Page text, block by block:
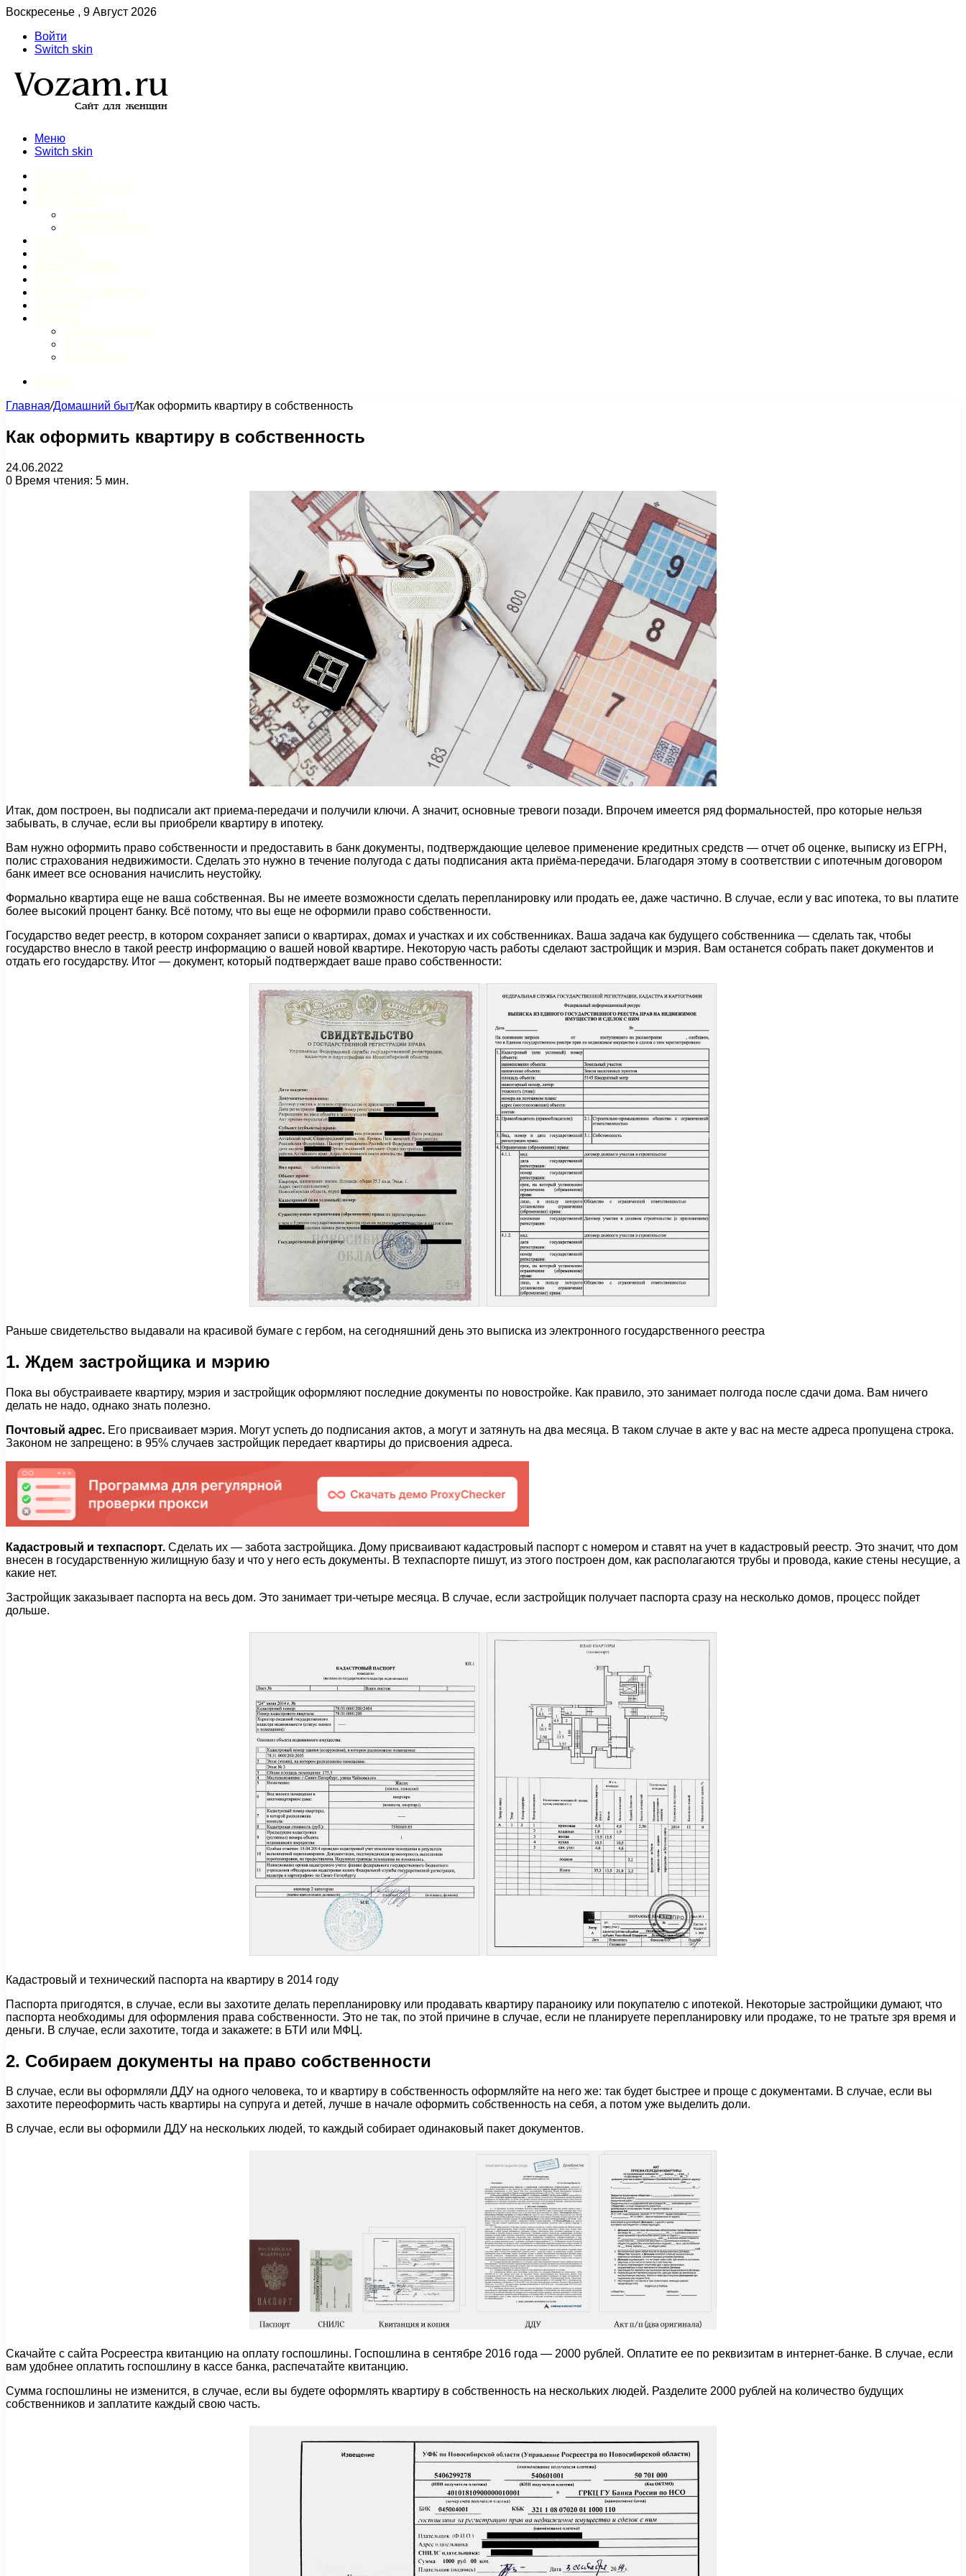
Воскресенье , 9 Август 2026
Войти
Switch skin
Меню
Switch skin
Главная/Домашний быт/Как оформить квартиру в собственность
Как оформить квартиру в собственность
24.06.2022
0 Время чтения: 5 мин.
Итак, дом построен, вы подписали акт приема-передачи и получили ключи. А значит, основные тревоги позади. Впрочем имеется ряд формальностей, про которые нельзя
забывать, в случае, если вы приобрели квартиру в ипотеку.
Вам нужно оформить право собственности и предоставить в банк документы, подтверждающие целевое применение кредитных средств — отчет об оценке, выписку из ЕГРН,
полис страхования недвижимости. Сделать это нужно в течение полугода с даты подписания акта приёма-передачи. Благодаря этому в соответствии с ипотечным договором
банк имеет все основания начислить неустойку.
Формально квартира еще не ваша собственная. Вы не имеете возможности сделать перепланировку или продать ее, даже частично. В случае, если у вас ипотека, то вы платите
более высокий процент банку. Всё потому, что вы еще не оформили право собственности.
Государство ведет реестр, в котором сохраняет записи о квартирах, домах и участках и их собственниках. Ваша задача как будущего собственника — сделать так, чтобы
государство внесло в такой реестр информацию о вашей новой квартире. Некоторую часть работы сделают застройщик и мэрия. Вам останется собрать пакет документов и
отдать его государству. Итог — документ, который подтверждает ваше право собственности:
Раньше свидетельство выдавали на красивой бумаге с гербом, на сегодняшний день это выписка из электронного государственного реестра
1. Ждем застройщика и мэрию
Пока вы обустраиваете квартиру, мэрия и застройщик оформляют последние документы по новостройке. Как правило, это занимает полгода после сдачи дома. Вам ничего
делать не надо, однако знать полезно.
Почтовый адрес. Его присваивает мэрия. Могут успеть до подписания актов, а могут и затянуть на два месяца. В таком случае в акте у вас на месте адреса пропущена строка.
Законом не запрещено: в 95% случаев застройщик передает квартиры до присвоения адреса.
Кадастровый и техпаспорт. Сделать их — забота застройщика. Дому присваивают кадастровый паспорт с номером и ставят на учет в кадастровый реестр. Это значит, что дом
внесен в государственную жилищную базу и что у него есть документы. В техпаспорте пишут, из этого построен дом, как располагаются трубы и провода, какие стены несущие, а
какие нет.
Застройщик заказывает паспорта на весь дом. Это занимает три-четыре месяца. В случае, если застройщик получает паспорта сразу на несколько домов, процесс пойдет
дольше.
Кадастровый и технический паспорта на квартиру в 2014 году
Паспорта пригодятся, в случае, если вы захотите делать перепланировку или продавать квартиру параноику или покупателю с ипотекой. Некоторые застройщики думают, что
паспорта необходимы для оформления права собственности. Это не так, по этой причине в случае, если не планируете перепланировку или продаже, то не тратьте зря время и
деньги. В случае, если захотите, тогда и закажете: в БТИ или МФЦ.
2. Собираем документы на право собственности
В случае, если вы оформляли ДДУ на одного человека, то и квартиру в собственность оформляйте на него же: так будет быстрее и проще с документами. В случае, если вы
захотите переоформить часть квартиры на супруга и детей, лучше в начале оформить собственность на себя, а потом уже выделить доли.
В случае, если вы оформили ДДУ на нескольких людей, то каждый собирает одинаковый пакет документов.
Скачайте с сайта Росреестра квитанцию на оплату госпошлины. Госпошлина в сентябре 2016 года — 2000 рублей. Оплатите ее по реквизитам в интернет-банке. В случае, если
вам удобнее оплатить госпошлину в кассе банка, распечатайте квитанцию.
Сумма госпошлины не изменится, в случае, если вы будете оформлять квартиру в собственность на нескольких людей. Разделите 2000 рублей на количество будущих
собственников и заплатите каждый свою часть.